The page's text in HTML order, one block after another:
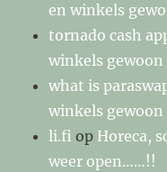
en winkels
tornado cash
winkels
what is
winkels
li.fi op Horeca,
weer open……!!